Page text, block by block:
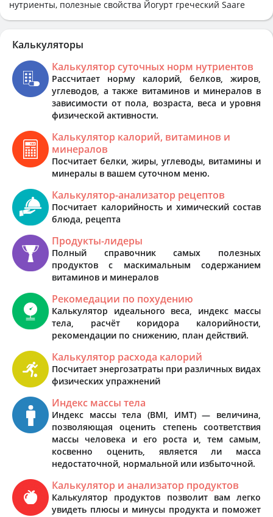
нутриенты, полезные свойства Йогурт греческий Saare
Калькуляторы
Калькулятор суточных норм нутриентов
Рассчитает норму калорий, белков, жиров,
углеводов, а также витаминов и минералов в
зависимости от пола, возраста, веса и уровня
физической активности.
Калькулятор калорий, витаминов и
минералов
Посчитает белки, жиры, углеводы, витамины и
минералы в вашем суточном меню.
Калькулятор-анализатор рецептов
Посчитает калорийность и химический состав
блюда, рецепта
Продукты-лидеры
Полный справочник самых полезных
продуктов с маскимальным содержанием
витаминов и минералов
Рекомедации по похудению
Калькулятор идеального веса, индекс массы
тела, расчёт коридора калорийности,
рекомендации по снижению, план действий.
Калькулятор расхода калорий
Посчитает энергозатраты при различных видах
физических упражнений
Индекс массы тела
Индекс массы тела (BMI, ИМТ) — величина,
позволяющая оценить степень соответствия
массы человека и его роста и, тем самым,
косвенно оценить, является ли масса
недостаточной, нормальной или избыточной.
Калькулятор и анализатор продуктов
Калькулятор продуктов позволит вам легко
увидеть плюсы и минусы продукта и поможет